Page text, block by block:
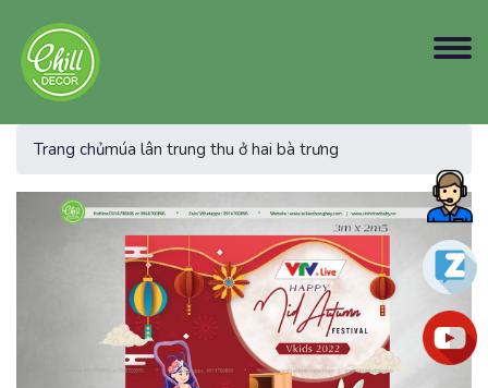
Trang chủmúa lân trung thu ở hai bà trưng